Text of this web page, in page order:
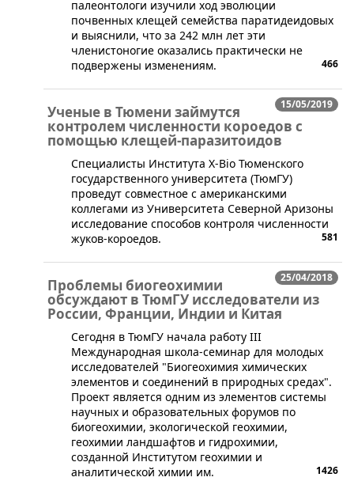
палеонтологи изучили ход эволюции
почвенных клещей семейства паратидеидовых
и выяснили, что за 242 млн лет эти
членистоногие оказались практически не
подвержены изменениям.
466
15/05/2019
Ученые в Тюмени займутся
контролем численности короедов с
помощью клещей-паразитоидов
​Специалисты Института Х-Bio Тюменского
государственного университета (ТюмГУ)
проведут совместное с американскими
коллегами из Университета Северной Аризоны
исследование способов контроля численности
жуков-короедов.
581
25/04/2018
Проблемы биогеохимии
обсуждают в ТюмГУ исследователи из
России, Франции, Индии и Китая
​Сегодня в ТюмГУ начала работу III
Международная школа-семинар для молодых
исследователей "Биогеохимия химических
элементов и соединений в природных средах".
Проект является одним из элементов системы
научных и образовательных форумов по
биогеохимии, экологической геохимии,
геохимии ландшафтов и гидрохимии,
созданной Институтом геохимии и
аналитической химии им.
1426